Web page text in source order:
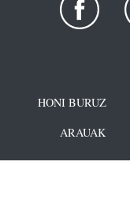
HONI BURUZ
ARAUAK